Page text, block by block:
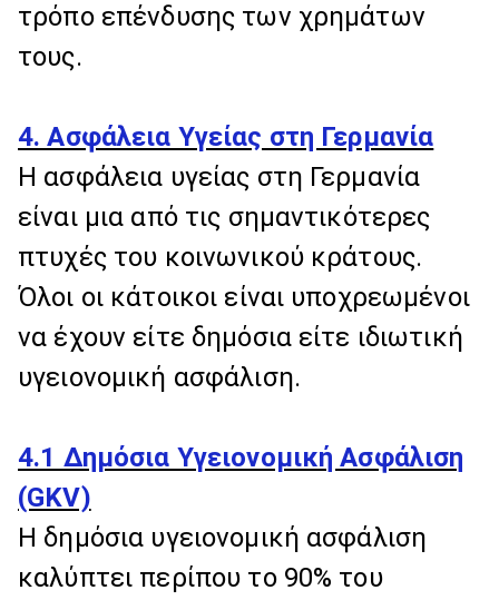
τρόπο επένδυσης των χρημάτων
τους.
4. Ασφάλεια Υγείας στη Γερμανία
Η ασφάλεια υγείας στη Γερμανία
είναι μια από τις σημαντικότερες
πτυχές του κοινωνικού κράτους.
Όλοι οι κάτοικοι είναι υποχρεωμένοι
να έχουν είτε δημόσια είτε ιδιωτική
υγειονομική ασφάλιση.
4.1 Δημόσια Υγειονομική Ασφάλιση
(GKV)
Η δημόσια υγειονομική ασφάλιση
καλύπτει περίπου το 90% του